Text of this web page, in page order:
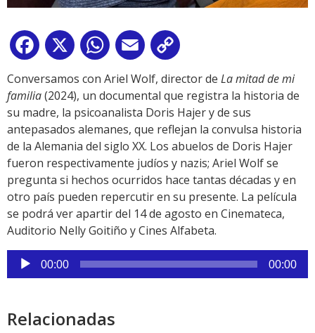
Facebook
X WhatsApp
Email
Link
Conversamos con Ariel Wolf, director de La mitad de mi
familia(2024), un documental que registra la historia de
su madre, la psicoanalista Doris Hajer y de sus
antepasados alemanes, que reflejan la convulsa historia
de la Alemania del siglo XX. Los abuelos de Doris Hajer
fueron respectivamente judíos y nazis; Ariel Wolf se
pregunta si hechos ocurridos hace tantas décadas y en
otro país pueden repercutir en su presente. La película
se podrá ver apartir del 14 de agosto en Cinemateca,
Auditorio Nelly Goitiño y Cines Alfabeta.
Reproductor
de
00:00 00:00
Relacionadas